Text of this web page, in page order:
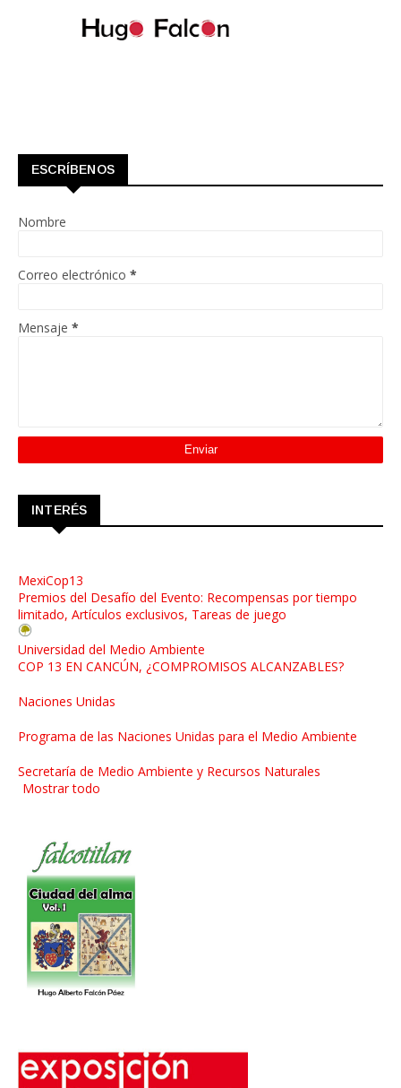
ESCRÍBENOS
Nombre
Correo electrónico *
Mensaje *
INTERÉS
MexiCop13
Premios del Desafío del Evento: Recompensas por tiempo
limitado, Artículos exclusivos, Tareas de juego
Universidad del Medio Ambiente
COP 13 EN CANCÚN, ¿COMPROMISOS ALCANZABLES?
Naciones Unidas
Programa de las Naciones Unidas para el Medio Ambiente
Secretaría de Medio Ambiente y Recursos Naturales
Mostrar todo